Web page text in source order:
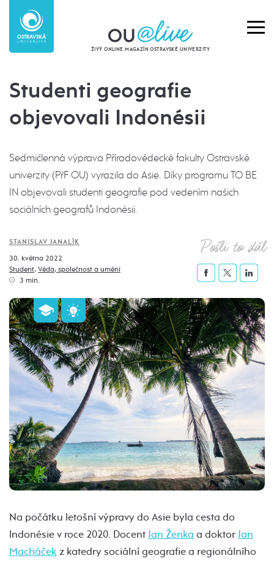
ŽIVÝ ONLINE MAGAZÍN OSTRAVSKÉ UNIVERZITY
Studenti geografie
objevovali Indonésii
Sedmičlenná výprava Přírodovědecké fakulty Ostravské
univerzity (PřF OU) vyrazila do Asie. Díky programu TO BE
IN objevovali studenti geografie pod vedením našich
sociálních geografů Indonésii.
STANISLAV JANALÍK
30. května 2022
Student, Věda, společnost a umění
3 min.
Pošli to dál
Na počátku letošní výpravy do Asie byla cesta do
Indonésie v roce 2020. DocentJan Ženka a doktorJan
Macháček z katedry sociální geografie a regionálního